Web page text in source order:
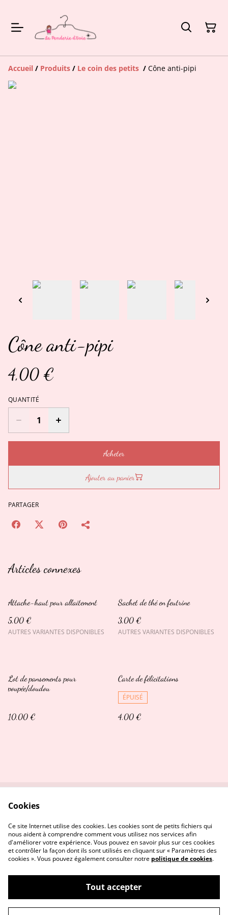
Accueil / Produits / Le coin des petits / Cône anti-pipi
Cône anti-pipi
4,00 €
QUANTITÉ
Acheter
Ajouter au panier
PARTAGER
Articles connexes
Attache-haut pour allaitement
5,00 €
AUTRES VARIANTES DISPONIBLES
Sachet de thé en feutrine
3,00 €
AUTRES VARIANTES DISPONIBLES
Lot de pansements pour
poupée/doudou
10,00 €
Carte de félicitations
ÉPUISÉ
4,00 €
Conditions
Politique de confidentialité
Politique de cookies
©2026La Penderie d'Evie
Cookies
Ce site Internet utilise des cookies. Les cookies sont de petits fichiers qui
nous aident à comprendre comment vous utilisez nos services afin
d'améliorer votre expérience. Vous pouvez en savoir plus sur ces cookies
et contrôler la façon dont ils sont utilisés en cliquant sur « Paramètres des
cookies ». Vous pouvez également consulter notre politique de cookies.
Tout accepter